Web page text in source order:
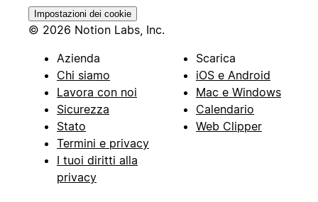
Impostazioni dei cookie
© 2026 Notion Labs, Inc.
Azienda
Chi siamo
Lavora con noi
Sicurezza
Stato
Termini e privacy
I tuoi diritti alla
privacy
Scarica
iOS e Android
Mac e Windows
Calendario
Web Clipper